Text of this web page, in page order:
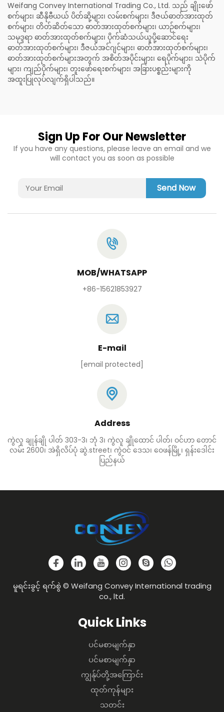
Weifang Convey International Trading Co., Ltd. သည် ချိုးဖော်
စက်များ၊ ဆီနိုဗီယယ် ပိတ်ဆို့များ၊ လမ်းစက်များ၊ ဒီဇယ်ဓာတ်အားထုတ်
စက်များ၊ တိတ်ဆိတ်သော ဓာတ်အားထုတ်စက်များ၊ ယာဉ်စက်များ၊
သမုဒ္ဒရာ ဓာတ်အားထုတ်စက်များ၊ ပိုက်ဆံသယ်ယူပို့ဆောင်ရေး
ဓာတ်အားထုတ်စက်များ၊ ဒီဇယ်အင်ဂျင်များ၊ ဓာတ်အားထုတ်စက်များ၊
ဓာတ်အားထုတ်စက်များအတွက် အစိတ်အပိုင်းများ၊ ရေပိုက်များ၊ သဲပိုက်
များ၊ ကျည်ပိုက်များ၊ တူးဖော်ရေးစက်များ၊ အခြားပစ္စည်းများကို
အထူးပြုလုပ်လျက်ရှိပါသည်။
Sign Up For Our Newsletter
If you have any questions, please leave an email and we
will contact you as soon as possible
Send Now
MOB/WHATSAPP
+86-15621853927
E-mail
[email protected]
Address
ကွဲလူ ချုန်ချို ပါတ် 303-3၊ ဘုံ 3၊ ကွဲလူ ချိုထောင် ပါတ်၊ ဝင်ဟာ တောင်
လမ်း 2600၊ အဲရှိလိပ်ပုံ ဆွဲ.street၊ ကွဲဝင် ဒေသ၊ ဝေဖန်မြို့၊ ရှန်းဒေါင်း
ပြည်နယ်
မူရင်းခွင့် ရက်စွဲ © Weifang Convey International trading
co., ltd.
Quick Links
ပင်မစာမျက်နှာ
ပင်မစာမျက်နှာ
ကျွန်ုပ်တို့အကြောင်း
ထုတ်ကုန်များ
သတင်း